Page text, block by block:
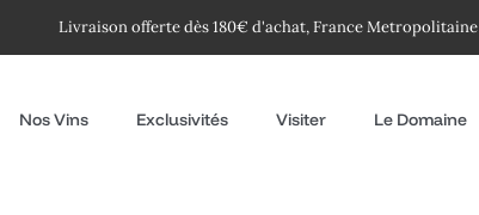
Livraison offerte dès 180€ d'achat, France Metropolitaine
Nos Vins Exclusivités Visiter Le Domaine